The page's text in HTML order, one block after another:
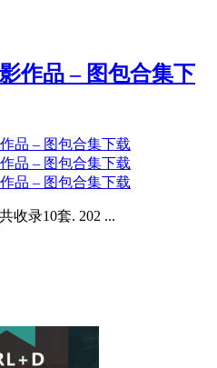
作品 – 图包合集下
收录10套. 202 ...